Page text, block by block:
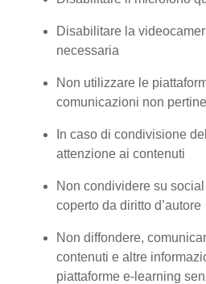
Disabilitare la
necessaria
Non utilizzare le
comunicazioni non
In caso di condivisione
attenzione ai contenuti
Non condividere su
coperto da diritto d’autore
Non diffondere,
contenuti e altre
piattaforme e-learning